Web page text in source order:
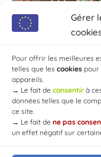
Gérer
Pour offrir les meilleures
telles que les cookies pour
appareils.
→ Le fait de consentir à
données telles que le
ce site.
→ Le fait de ne pas
un effet négatif sur